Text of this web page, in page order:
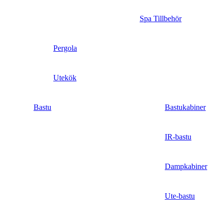
Spa Tillbehör
Pergola
Utekök
Bastu Bastukabiner
IR-bastu
Dampkabiner
Ute-bastu